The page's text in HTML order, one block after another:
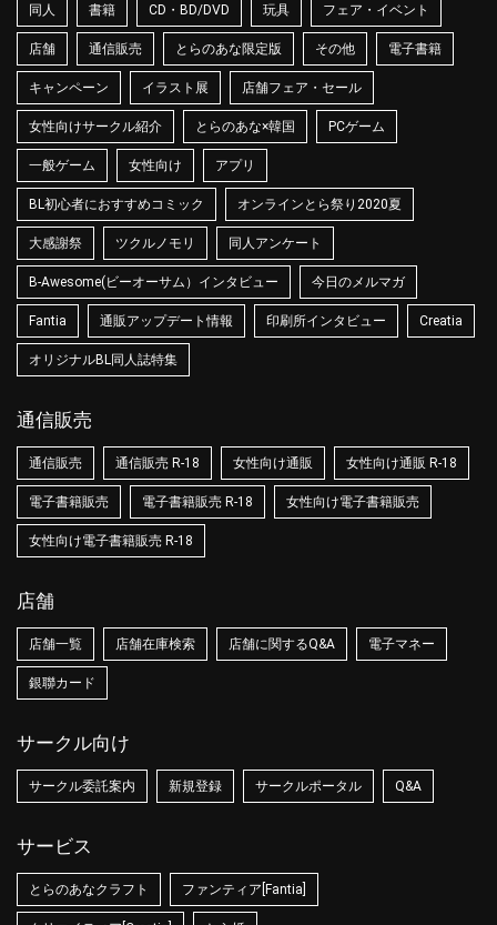
同人 書籍 CD・BD/DVD 玩具 フェア・イベント
店舗 通信販売 とらのあな限定版 その他 電子書籍
キャンペーン イラスト展 店舗フェア・セール
女性向けサークル紹介 とらのあな×韓国 PCゲーム
一般ゲーム 女性向け アプリ
BL初心者におすすめコミック オンラインとら祭り2020夏
大感謝祭 ツクルノモリ 同人アンケート
B-Awesome(ビーオーサム）インタビュー 今日のメルマガ
Fantia 通販アップデート情報 印刷所インタビュー Creatia
オリジナルBL同人誌特集
通信販売
通信販売 通信販売 R-18 女性向け通販 女性向け通販 R-18
電子書籍販売 電子書籍販売 R-18 女性向け電子書籍販売
女性向け電子書籍販売 R-18
店舗
店舗一覧 店舗在庫検索 店舗に関するQ&A 電子マネー
銀聯カード
サークル向け
サークル委託案内 新規登録 サークルポータル Q&A
サービス
とらのあなクラフト ファンティア[Fantia]